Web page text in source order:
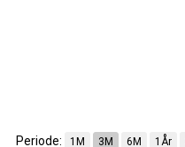
Periode: 1M 3M 6M 1År